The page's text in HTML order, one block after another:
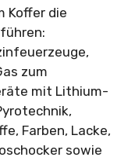
Koffer die
zum
mit Lithium-
Farben, Lacke,
sowie